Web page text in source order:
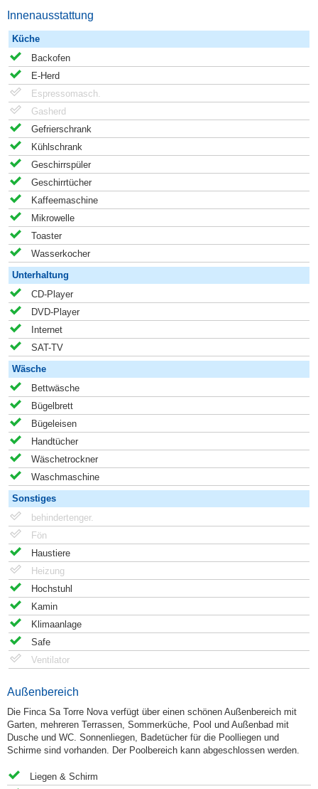
Innenausstattung
Küche
Backofen
E-Herd
Espressomasch.
Gasherd
Gefrierschrank
Kühlschrank
Geschirrspüler
Geschirrtücher
Kaffeemaschine
Mikrowelle
Toaster
Wasserkocher
Unterhaltung
CD-Player
DVD-Player
Internet
SAT-TV
Wäsche
Bettwäsche
Bügelbrett
Bügeleisen
Handtücher
Wäschetrockner
Waschmaschine
Sonstiges
behindertenger.
Fön
Haustiere
Heizung
Hochstuhl
Kamin
Klimaanlage
Safe
Ventilator
Außenbereich
Die Finca Sa Torre Nova verfügt über einen schönen Außenbereich mit
Garten, mehreren Terrassen, Sommerküche, Pool und Außenbad mit
Dusche und WC. Sonnenliegen, Badetücher für die Poolliegen und
Schirme sind vorhanden. Der Poolbereich kann abgeschlossen werden.
Liegen & Schirm